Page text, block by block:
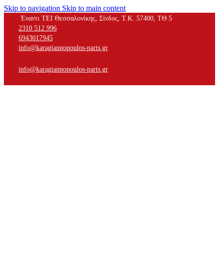
Skip to navigation Skip to main content
Έναντι ΤΕΙ Θεσσαλονίκης, Σίνδος, Τ.Κ. 57400, ΤΘ 5
2310 512 996
6943017945
info@karagiannopoulos-parts.gr
info@karagiannopoulos-parts.gr